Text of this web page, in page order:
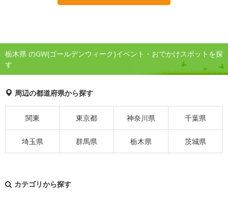
栃木県 のGW(ゴールデンウィーク)イベント・おでかけスポットを探
す
周辺の都道府県から探す
関東 東京都 神奈川県 千葉県
埼玉県 群馬県 栃木県 茨城県
カテゴリから探す